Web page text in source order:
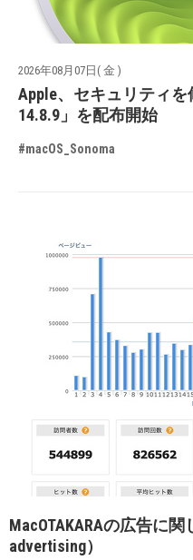
2026年08月07日( 金 )
Apple、セキュリティを
14.8.9」を配布開始
#macOS_Sonoma
MacOTAKARAの広告に関
advertising）